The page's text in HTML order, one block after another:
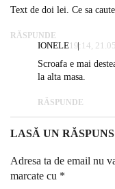
Text de doi lei. Ce sa
RĂSPUNDE
IONELE19:14,
Scroafa e mai
la alta masa.
RĂSPUNDE
LASĂ UN RĂSPUNS
Adresa ta de email nu
marcate cu *